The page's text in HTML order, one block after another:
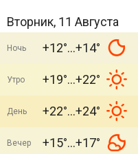
Вторник, 11 Августа
Ночь +12° +14°
Утро +19° +22°
День +22° +24°
Вечер +15° +17°